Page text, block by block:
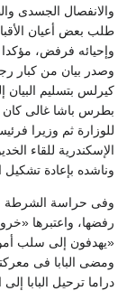
طلب بعض أعيان
وإحيائه فرفض، مؤكدا
وصدر بيان من كبار
كيرلس بتسليم البيان
بطرس باشا غالى كان هو
الإسكندرية للقاء
وناشده بإعادة تشكيل
وفى حراسة الشرطة جرت
رفضها، واعتبرها «خروجا
«يهدفون إلى سلب أموال
ومضى البابا فى
دراما ترحيل البابا إلى